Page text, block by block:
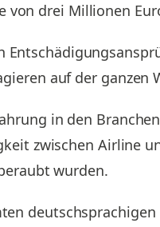
von drei Millionen
auf der ganzen
in den
zwischen Airline
wurden.